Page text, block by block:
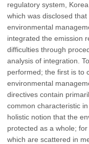
regulatory system,
which was disclosed
environmental
integrated the emission
difficulties through
analysis of integration.
performed; the first is to
environmental
directives contain
common characteristic
holistic notion that the
protected as a whole;
which are scattered in